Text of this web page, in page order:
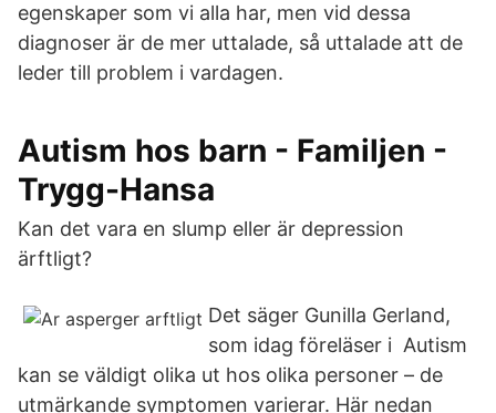
egenskaper som vi alla har, men vid dessa
diagnoser är de mer uttalade, så uttalade att de
leder till problem i vardagen.
Autism hos barn - Familjen -
Trygg-Hansa
Kan det vara en slump eller är depression
ärftligt?
Det säger Gunilla Gerland,
som idag föreläser i Autism
kan se väldigt olika ut hos olika personer – de
utmärkande symptomen varierar. Här nedan